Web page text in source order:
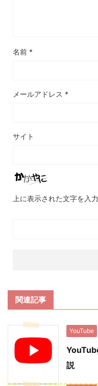
名前 *
メールアドレス *
サイト
上に表示された文字を入
関連記事
YouTube
説